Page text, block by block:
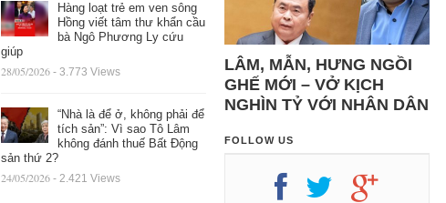
Hàng loạt trẻ em ven sông
Hồng viết tâm thư khẩn cầu
bà Ngô Phương Ly cứu
giúp
28/05/2026 - 3.773 Views
“Nhà là để ở, không phải để
tích sản”: Vì sao Tô Lâm
không đánh thuế Bất Động
sản thứ 2?
24/05/2026 - 2.421 Views
LÂM, MẪN, HƯNG NGỒI
GHẾ MỚI – VỞ KỊCH
NGHÌN TỶ VỚI NHÂN DÂN
FOLLOW US